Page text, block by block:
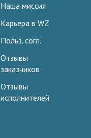
Наша миссия
Карьера в WZ
Польз. согл.
Отзывы
заказчиков
Отзывы
исполнителей